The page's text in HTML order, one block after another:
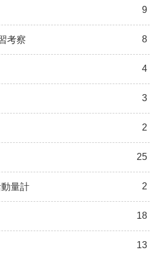
9
考察 8
4
3
2
25
量計 2
18
13